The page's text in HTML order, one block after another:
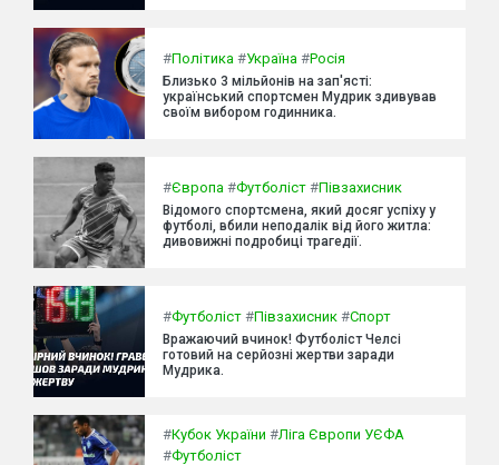
#Політика #Україна #Росія
Близько 3 мільйонів на зап'ясті:
український спортсмен Мудрик здивував
своїм вибором годинника.
#Європа #Футболіст #Півзахисник
Відомого спортсмена, який досяг успіху у
футболі, вбили неподалік від його житла:
дивовижні подробиці трагедії.
#Футболіст #Півзахисник #Спорт
Вражаючий вчинок! Футболіст Челсі
готовий на серйозні жертви заради
Мудрика.
#Кубок України #Ліга Європи УЄФА
#Футболіст